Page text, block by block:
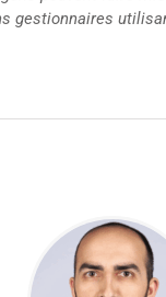
gestionnaires